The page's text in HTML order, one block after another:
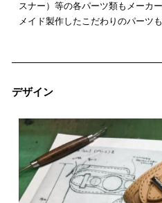
スナー）等の各パーツ類もメーカ
メイド製作したこだわりのパーツ
デザイン